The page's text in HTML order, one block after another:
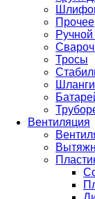
Прочее
Тросы
Шланги
Вентиляция